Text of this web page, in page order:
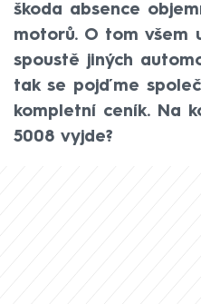
škoda absence
motorů. O tom všem
spoustě jiných
tak se pojďme
kompletní ceník. Na
5008 vyjde?